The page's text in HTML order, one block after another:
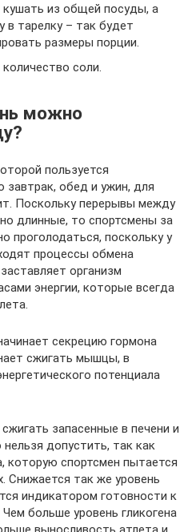
кушать из общей посуды, а
в тарелку – так будет
размеры порции.
соли.
можно
пользуется
обед и ужин, для
Поскольку перерывы между
длинные, то спортсмены за
проголодаться, поскольку у
процессы обмена
организм
энергии, которые всегда
секрецию гормона
сжигать мышцы, в
потенциала
запасенные в печени и
допустить, так как
которую спортсмен пытается
Снижается так же уровень
индикатором готовности к
больше уровень гликогена